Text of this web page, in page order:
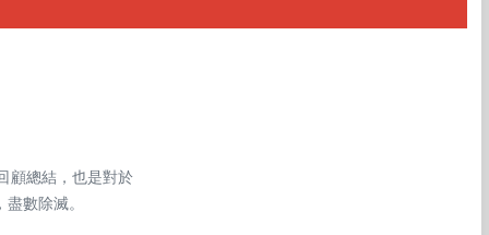
顧總結，也是對於
數除滅。